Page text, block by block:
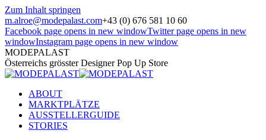
Zum Inhalt springen
m.alroe@modepalast.com+43 (0) 676 581 10 60
Facebook page opens in new windowTwitter page opens in new
windowInstagram page opens in new window
MODEPALAST
Österreichs grösster Designer Pop Up Store
ABOUT
MARKTPLÄTZE
AUSSTELLERGUIDE
STORIES